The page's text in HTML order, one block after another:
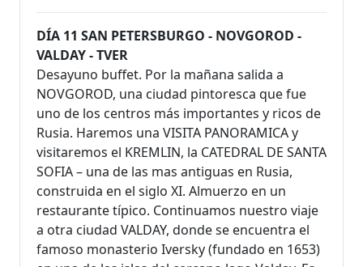
DÍA 11 SAN PETERSBURGO - NOVGOROD -
VALDAY - TVER
Desayuno buffet. Por la mañana salida a
NOVGOROD, una ciudad pintoresca que fue
uno de los centros más importantes y ricos de
Rusia. Haremos una VISITA PANORAMICA y
visitaremos el KREMLIN, la CATEDRAL DE SANTA
SOFIA – una de las mas antiguas en Rusia,
construida en el siglo XI. Almuerzo en un
restaurante típico. Continuamos nuestro viaje
a otra ciudad VALDAY, donde se encuentra el
famoso monasterio Iversky (fundado en 1653)